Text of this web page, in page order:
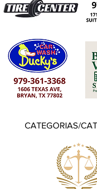
CATEGORIAS/